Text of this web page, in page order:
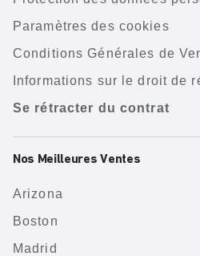
Paramètres des cookies
Conditions Générales de
Informations sur le droit de
Se rétracter du contrat
Nos Meilleures Ventes
Arizona
Boston
Madrid